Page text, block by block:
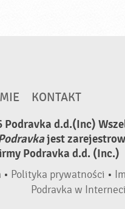
KONTAKT
Podravka d.d.(Inc)
jest
Podravka d.d. (Inc.)
• Polityka prywatności •
Podravka w